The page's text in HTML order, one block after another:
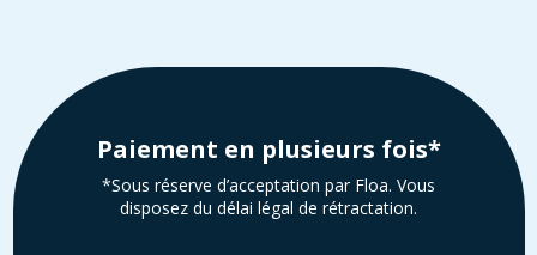
Paiement en plusieurs fois*
*Sous réserve d’acceptation par Floa. Vous
disposez du délai légal de rétractation.